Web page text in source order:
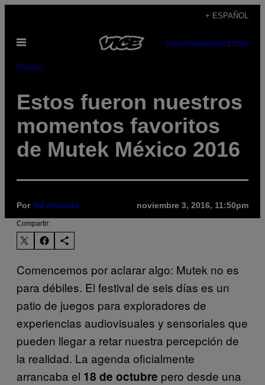
contenido
+ ESPAÑOL
Abrir
SUBSCRIBENEWSLETTER
Música
​Estos fueron nuestros
momentos favoritos
de Mutek México 2016
PorVal Anzaldo noviembre 3, 2016, 11:50pm
Compartir:
Comencemos por aclarar algo: Mutek no es
para débiles. El festival de seis días es un
patio de juegos para exploradores de
experiencias audiovisuales y sensoriales que
pueden llegar a retar nuestra percepción de
la realidad. La agenda oficialmente
arrancaba el 18 de octubre pero desde una